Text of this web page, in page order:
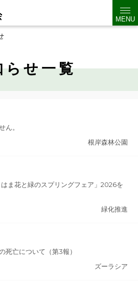
MENU
らせ一覧
ん。
根岸森林公園
ま花と緑のスプリングフェア」2026を
緑化推進
死亡について（第3報）
ズーラシア